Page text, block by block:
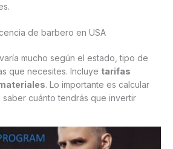
de barbero en USA
mucho según el estado, tipo de
que necesites. Incluye tarifas
. Lo importante es calcular
cuánto tendrás que invertir